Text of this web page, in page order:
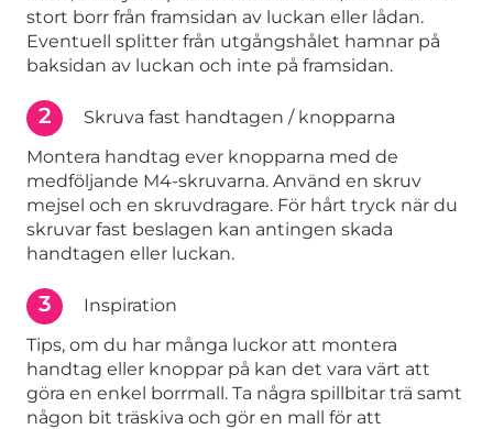
stort borr från framsidan av luckan eller lådan.
Eventuell splitter från utgångshålet hamnar på
baksidan av luckan och inte på framsidan.
2
Skruva fast handtagen / knopparna
Montera handtag ever knopparna med de
medföljande M4-skruvarna. Använd en skruv
mejsel och en skruvdragare. För hårt tryck när du
skruvar fast beslagen kan antingen skada
handtagen eller luckan.
3
Inspiration
Tips, om du har många luckor att montera
handtag eller knoppar på kan det vara värt att
göra en enkel borrmall. Ta några spillbitar trä samt
någon bit träskiva och gör en mall för att